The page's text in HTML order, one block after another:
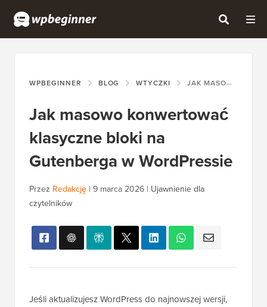
WPBEGINNER BLOG WTYCZKI JAK MASOWO KONWERTOWAĆ KLASYCZNE BLOKI NA GUTENBERGA W WORDPRESSIE
Jak masowo konwertować
klasyczne bloki na
Gutenberga w WordPressie
Przez Redakcję | 9 marca 2026 | Ujawnienie dla
czytelników
Jeśli aktualizujesz WordPress do najnowszej wersji,